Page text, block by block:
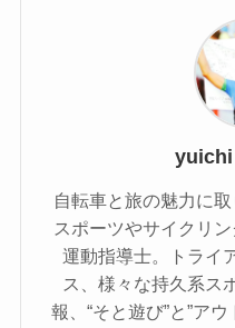
自転車と旅の魅力に
スポーツやサイクリ
運動指導士。トライ
ス、様々な持久系ス
報、“そと遊び”と”ア